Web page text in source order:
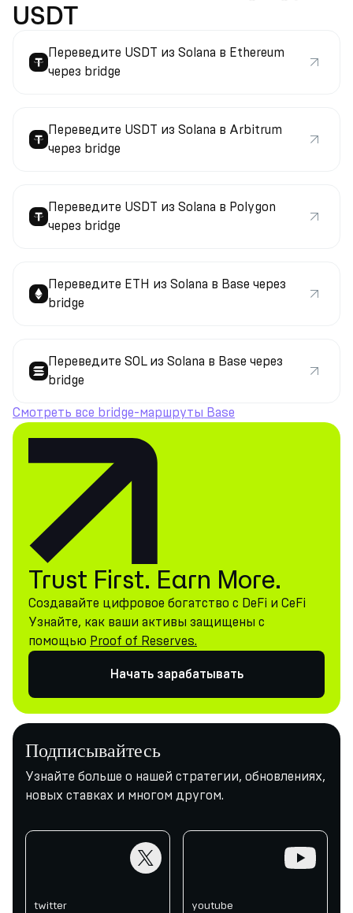
USDT
Переведите USDT из Solana в Ethereum
через bridge
Переведите USDT из Solana в Arbitrum
через bridge
Переведите USDT из Solana в Polygon
через bridge
Переведите ETH из Solana в Base через
bridge
Переведите SOL из Solana в Base через
bridge
Смотреть все bridge-маршруты Base
Trust First. Earn More.
Создавайте цифровое богатство с DeFi и CeFi
Узнайте, как ваши активы защищены с
помощью Proof of Reserves.
Начать зарабатывать
Подписывайтесь
Узнайте больше о нашей стратегии, обновлениях,
новых ставках и многом другом.
twitter youtube